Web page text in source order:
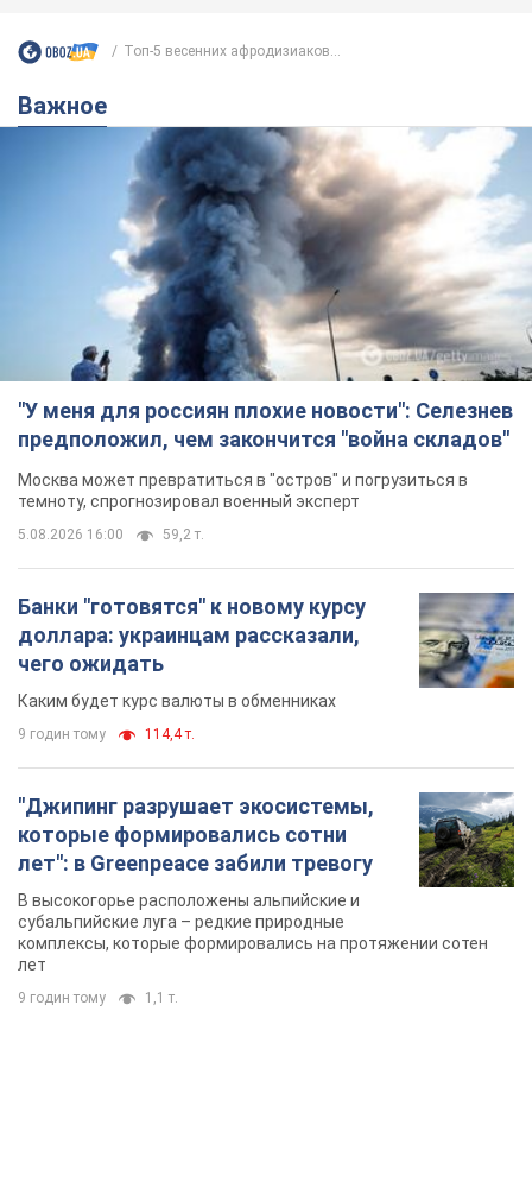
Топ-5 весенних афродизиаков...
Важное
"У меня для россиян плохие новости": Селезнев
предположил, чем закончится "война складов"
Москва может превратиться в "остров" и погрузиться в
темноту, спрогнозировал военный эксперт
5.08.2026 16:00 59,2 т.
Банки "готовятся" к новому курсу
доллара: украинцам рассказали,
чего ожидать
Каким будет курс валюты в обменниках
9 годин тому 114,4 т.
"Джипинг разрушает экосистемы,
которые формировались сотни
лет": в Greenpeace забили тревогу
В высокогорье расположены альпийские и
субальпийские луга – редкие природные
комплексы, которые формировались на протяжении сотен
лет
9 годин тому 1,1 т.